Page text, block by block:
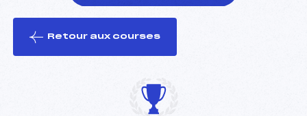
le ski
Retour aux courses